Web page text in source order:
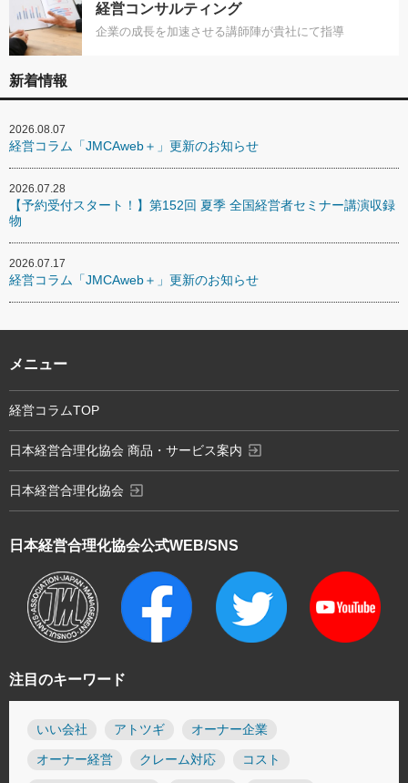
経営コンサルティング
企業の成長を加速させる講師陣が貴社にて指導
新着情報
2026.08.07
経営コラム「JMCAweb＋」更新のお知らせ
2026.07.28
【予約受付スタート！】第152回 夏季 全国経営者セミナー講演収録
物
2026.07.17
経営コラム「JMCAweb＋」更新のお知らせ
注目のキーワード
いい会社 アトツギ オーナー企業
オーナー経営 クレーム対応 コスト
日本経営合理化協会公式WEB/SNS
メニュー
経営コラムTOP
日本経営合理化協会 商品・サービス案内 exit_to_app
日本経営合理化協会 exit_to_app